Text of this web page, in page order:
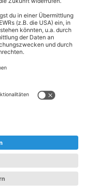
im
können daher schon
nur in begrenzter
zu bestimmten